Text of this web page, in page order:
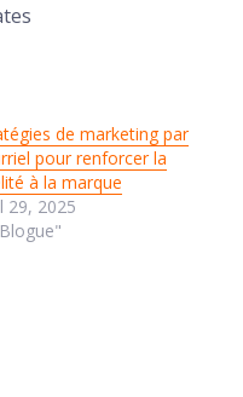
de marketing par
pour renforcer la
à la marque
29, 2025